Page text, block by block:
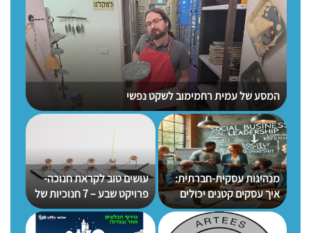
המסע של עמית רחמימוב לשקט נפשי
מנהיגות עסקית-חברתית:
איך עסקים קטנים יכולים
להוביל שינוי אמיתי?
עושים טוב לקראת חנוכה-
פרויקט שבע – 7 חנוכיות של
7 מעצבים למען 7 עמותות –
טרמינל עיצוב בת ים